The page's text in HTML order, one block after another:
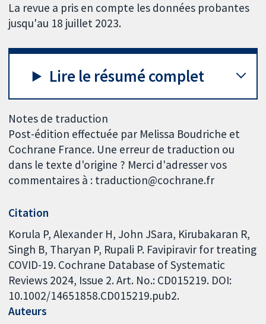
La revue a pris en compte les données probantes
jusqu'au 18 juillet 2023.
Lire le résumé complet
Notes de traduction
Post-édition effectuée par Melissa Boudriche et
Cochrane France. Une erreur de traduction ou
dans le texte d'origine ? Merci d'adresser vos
commentaires à : traduction@cochrane.fr
Citation
Korula P, Alexander H, John JSara, Kirubakaran R,
Singh B, Tharyan P, Rupali P. Favipiravir for treating
COVID-19. Cochrane Database of Systematic
Reviews 2024, Issue 2. Art. No.: CD015219. DOI:
10.1002/14651858.CD015219.pub2.
Auteurs